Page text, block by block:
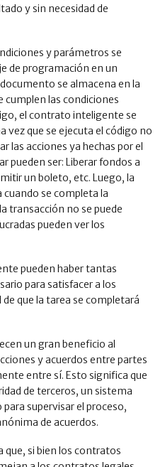
y sin necesidad de
y parámetros se
de programación en un
se almacena en la
cumplen las condiciones
el contrato inteligente se
que se ejecuta el código no
las acciones ya hechas por el
pueden ser: Liberar fondos a
un boleto, etc. Luego, la
cuando se completa la
transacción no se puede
pueden ver los
pueden haber tantas
para satisfacer a los
que la tarea se completará
un gran beneficio al
y acuerdos entre partes
entre sí. Esto significa que
de terceros, un sistema
supervisar el proceso,
de acuerdos.
si bien los contratos